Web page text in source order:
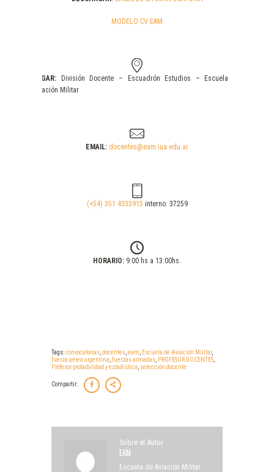
MODELO CV EAM
LUGAR: División Docente – Escuadrón Estudios – Escuela de
Aviación Militar
EMAIL: docentes@eam.iua.edu.ar
(+54) 351 4333915 interno: 37259
HORARIO: 9:00 hs a 13:00hs.
Tags:convocatorias docentes eam Escuela de Aviación Militar,
fuerza aérea argentina fuerzas armadas PROFESOR DOCENTES
Profesor probabilidad y estadistica selección docente
Compartir:
Sobre el Autor
EAM
Escuela de Aviación Militar